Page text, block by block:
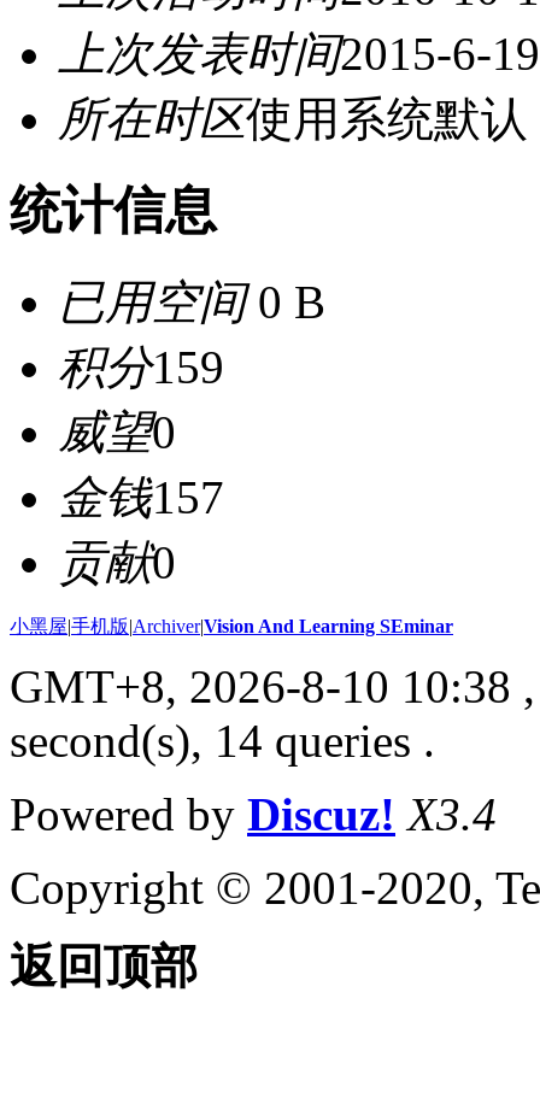
上次发表时间2015-6-
所在时区使用系统默认
统计信息
已用空间0 B
积分159
威望0
金钱157
贡献0
小黑屋|手机版|Archiver|Vision And Learning SEminar
GMT+8, 2026-8-10 10:38
second(s), 14 queries .
Powered by Discuz! X3.4
Copyright © 2001-2020,
返回顶部